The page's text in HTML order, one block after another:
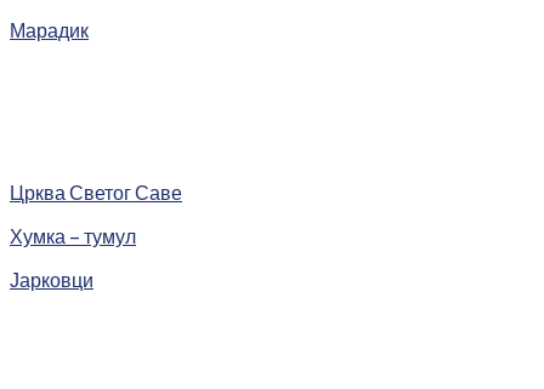
Марадик
Црква Светог Саве
Хумка – тумул
Јарковци